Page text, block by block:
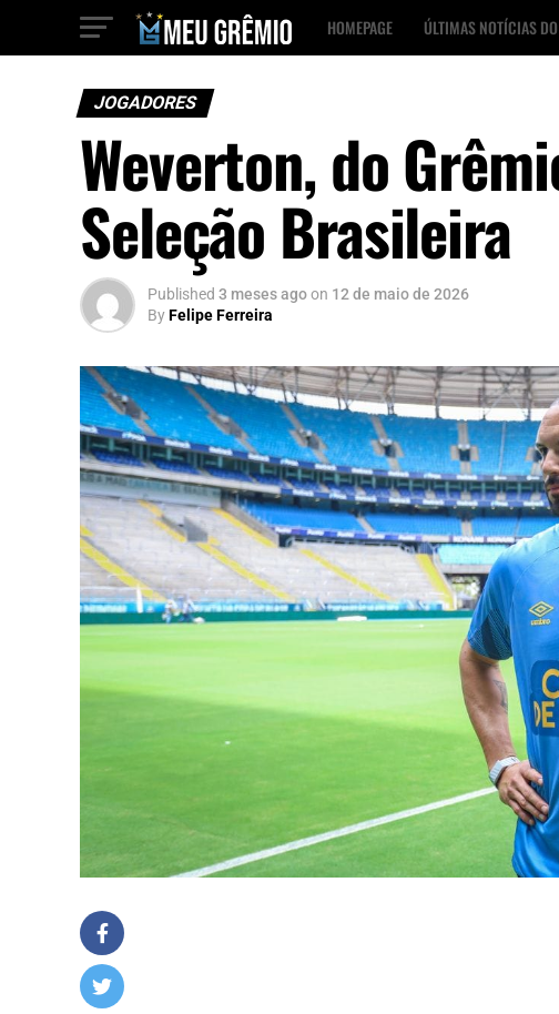
HOMEPAGE ÚLTIMAS NOTÍCIAS
JOGADORES
Weverton, do
Seleção Brasileira
Published 3 meses agoon 12 de maio de 2026
ByFelipe Ferreira